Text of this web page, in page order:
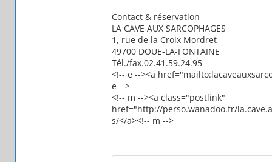
Contact & réservation
LA CAVE AUX SARCOPHAGES
1, rue de la Croix Mordret
49700 DOUE-LA-FONTAINE
Tél./fax.02.41.59.24.95
<!-- e --><a
e -->
<!-- m --><a class="postlink"
href="http://perso.wanadoo.fr/
s/</a><!-- m -->